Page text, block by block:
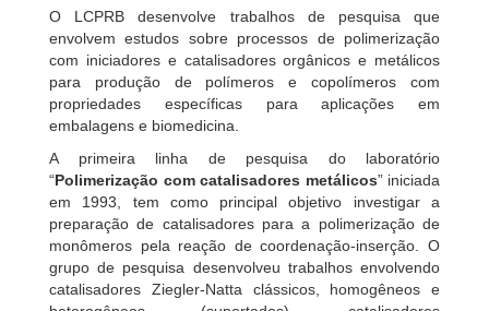
O LCPRB desenvolve trabalhos de pesquisa que
envolvem estudos sobre processos de polimerização
com iniciadores e catalisadores orgânicos e metálicos
para produção de polímeros e copolímeros com
propriedades específicas para aplicações em
embalagens e biomedicina.
A primeira linha de pesquisa do laboratório
“Polimerização com catalisadores metálicos” iniciada
em 1993, tem como principal objetivo investigar a
preparação de catalisadores para a polimerização de
monômeros pela reação de coordenação-inserção. O
grupo de pesquisa desenvolveu trabalhos envolvendo
catalisadores Ziegler-Natta clássicos, homogêneos e